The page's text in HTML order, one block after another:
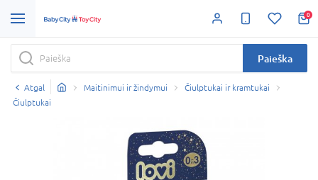
0
Paieška
Atgal Maitinimui ir žindymui
Čiulptukai ir kramtukai
Čiulptukai